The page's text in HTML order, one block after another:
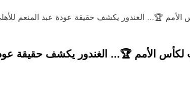
لكأس الأمم 🏆… الغندور يكشف حقيقة